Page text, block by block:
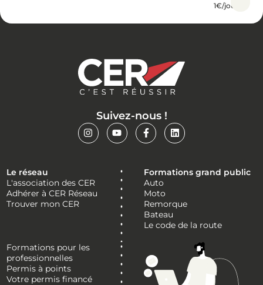
1€/jour.
Suivez-nous !
Le réseau
L'association des CER
Adhérer à CER Réseau
Trouver mon CER
Formations grand public
Auto
Moto
Remorque
Bateau
Le code de la route
Formations pour les
professionnelles
Permis à points
Votre permis financé